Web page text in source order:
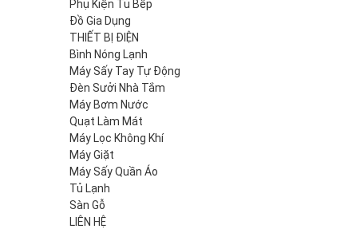
Phụ Kiện Tủ Bếp
Đồ Gia Dụng
THIẾT BỊ ĐIỆN
Bình Nóng Lạnh
Máy Sấy Tay Tự Động
Đèn Sưởi Nhà Tắm
Máy Bơm Nước
Quạt Làm Mát
Máy Lọc Không Khí
Máy Giặt
Máy Sấy Quần Áo
Tủ Lạnh
Sàn Gỗ
LIÊN HỆ